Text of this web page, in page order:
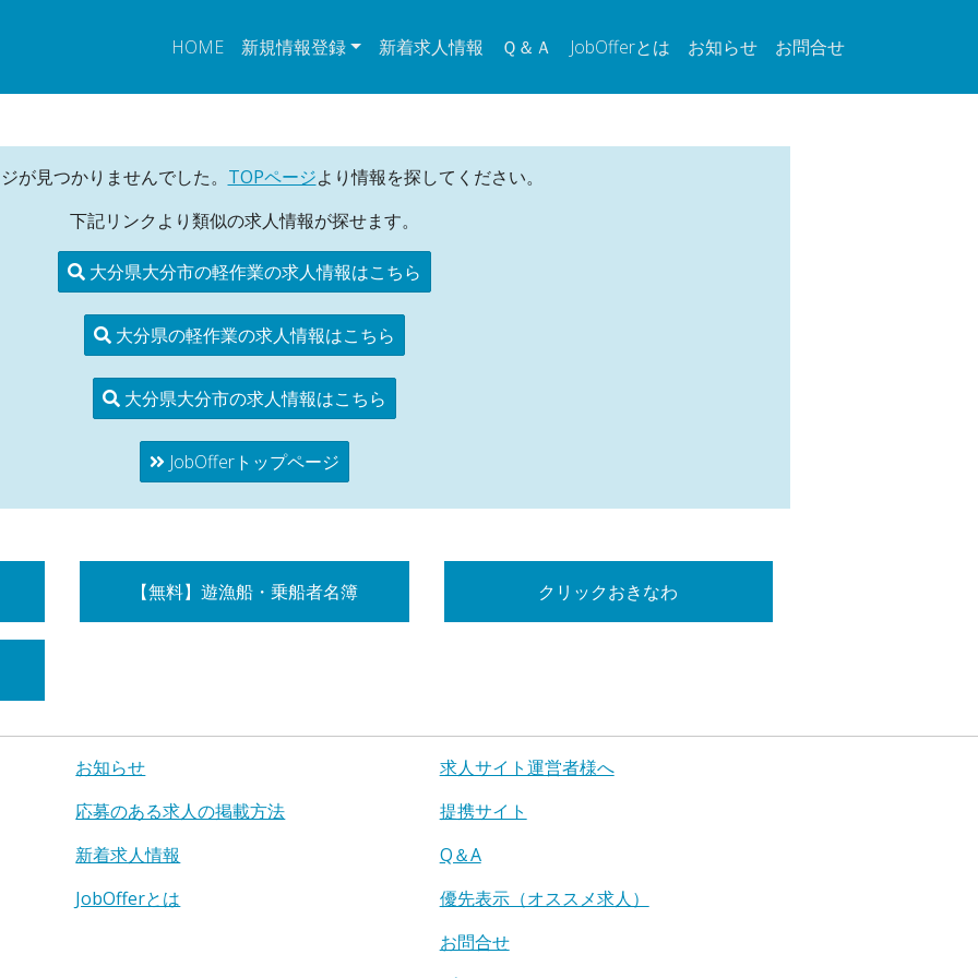
HOME 新規情報登録 新着求人情報 Ｑ＆Ａ JobOfferとは お知らせ お問合せ
が見つかりませんでした。 TOPページより情報を探してください。
下記リンクより類似の求人情報が探せます。
大分県大分市の軽作業の求人情報はこちら
大分県の軽作業の求人情報はこちら
大分県大分市の求人情報はこちら
JobOfferトップページ
【無料】遊漁船・乗船者名簿 クリックおきなわ
お知らせ
応募のある求人の掲載方法
新着求人情報
JobOfferとは
求人サイト運営者様へ
提携サイト
Q＆A
優先表示（オススメ求人）
お問合せ